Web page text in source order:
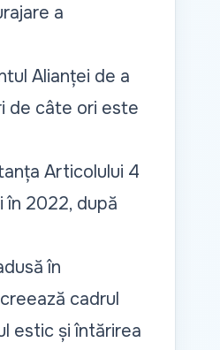
a
Alianței de a
de câte ori este
Articolului 4
în 2022, după
în
cadrul
estic și întărirea